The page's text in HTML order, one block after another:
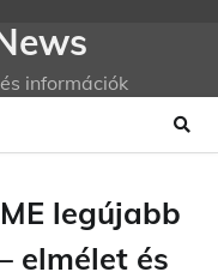
információk
legújabb
elmélet és